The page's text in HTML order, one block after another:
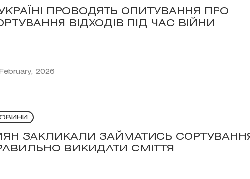
ПРОВОДЯТЬ ОПИТУВАННЯ ПРО
ВІДХОДІВ ПІД ЧАС ВІЙНИ
2026
ЗАКЛИКАЛИ ЗАЙМАТИСЬ
ВИКИДАТИ СМІТТЯ